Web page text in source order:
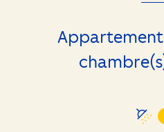
Appartement 3 pièce(s) 1